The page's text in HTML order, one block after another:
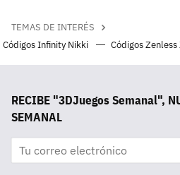
TEMAS DE INTERÉS
Códigos Infinity Nikki
Códigos
RECIBE "3DJuegos Semanal",
SEMANAL